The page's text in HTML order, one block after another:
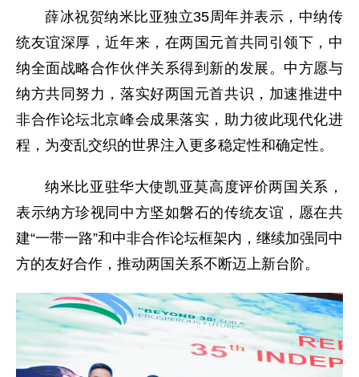
薛冰祝贺纳米比亚独立35周年并表示，中纳传
统友谊深厚，近年来，在两国元首共同引领下，中
纳全面战略合作伙伴关系得到新的发展。中方愿与
纳方共同努力，落实好两国元首共识，加速推进中
非合作论坛北京峰会成果落实，助力彼此现代化进
程，为变乱交织的世界注入更多稳定性和确定性。
纳米比亚驻华大使凯亚莫高度评价两国关系，
表示纳方珍视同中方坚如磐石的传统友谊，愿在共
建“一带一路”和中非合作论坛框架内，继续加强同中
方的友好合作，推动两国关系不断迈上新台阶。